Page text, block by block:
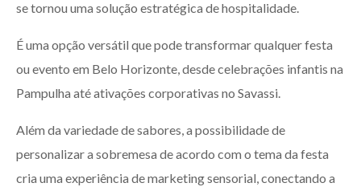
se tornou uma solução estratégica de hospitalidade.
É uma opção versátil que pode transformar qualquer festa
ou evento em Belo Horizonte, desde celebrações infantis na
Pampulha até ativações corporativas no Savassi.
Além da variedade de sabores, a possibilidade de
personalizar a sobremesa de acordo com o tema da festa
cria uma experiência de marketing sensorial, conectando a